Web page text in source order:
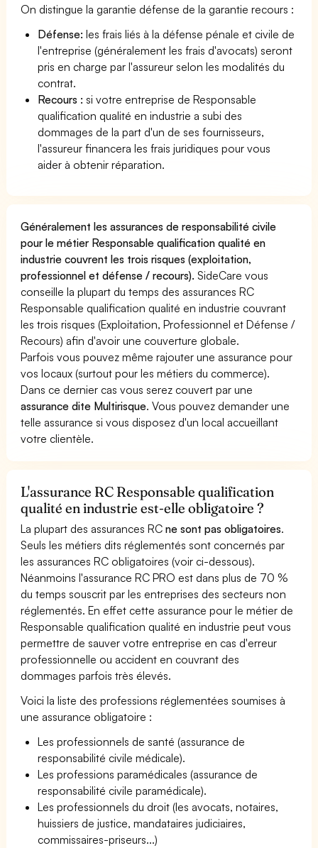
On distingue la garantie défense de la garantie recours :
Défense: les frais liés à la défense pénale et civile de
l'entreprise (généralement les frais d'avocats) seront
pris en charge par l'assureur selon les modalités du
contrat.
Recours : si votre entreprise de Responsable
qualification qualité en industrie a subi des
dommages de la part d'un de ses fournisseurs,
l'assureur financera les frais juridiques pour vous
aider à obtenir réparation.
Généralement les assurances de responsabilité civile
pour le métier Responsable qualification qualité en
industrie couvrent les trois risques (exploitation,
professionnel et défense / recours). SideCare vous
conseille la plupart du temps des assurances RC
Responsable qualification qualité en industrie couvrant
les trois risques (Exploitation, Professionnel et Défense /
Recours) afin d'avoir une couverture globale.
Parfois vous pouvez même rajouter une assurance pour
vos locaux (surtout pour les métiers du commerce).
Dans ce dernier cas vous serez couvert par une
assurance dite Multirisque. Vous pouvez demander une
telle assurance si vous disposez d'un local accueillant
votre clientèle.
L'assurance RC Responsable qualification
qualité en industrie est-elle obligatoire ?
La plupart des assurances RCne sont pas obligatoires.
Seuls les métiers dits réglementés sont concernés par
les assurances RC obligatoires (voir ci-dessous).
Néanmoins l'assurance RC PRO est dans plus de 70 %
du temps souscrit par les entreprises des secteurs non
réglementés. En effet cette assurance pour le métier de
Responsable qualification qualité en industrie peut vous
permettre de sauver votre entreprise en cas d'erreur
professionnelle ou accident en couvrant des
dommages parfois très élevés.
Voici la liste des professions réglementées soumises à
une assurance obligatoire :
Les professionnels de santé (assurance de
responsabilité civile médicale).
Les professions paramédicales (assurance de
responsabilité civile paramédicale).
Les professionnels du droit (les avocats, notaires,
huissiers de justice, mandataires judiciaires,
commissaires-priseurs...)